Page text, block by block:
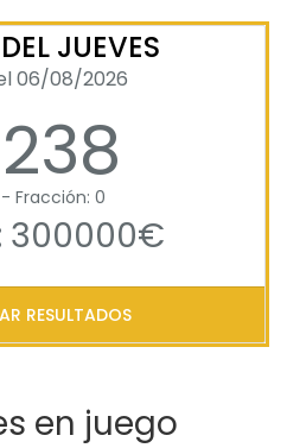
JUEVES
06/08/2026
Fracción: 0
300000€
RESULTADOS
en juego